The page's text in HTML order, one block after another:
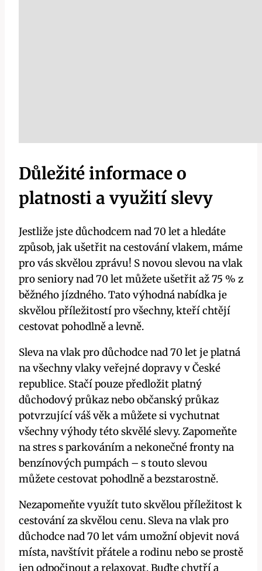
Důležité informace o
platnosti a využití slevy
Jestliže jste důchodcem nad 70 let a hledáte
způsob, jak ušetřit na cestování vlakem, máme
pro vás skvělou zprávu! S novou slevou na vlak
pro seniory nad 70 let můžete ušetřit až 75 % z
běžného jízdného. Tato výhodná nabídka je
skvělou příležitostí pro všechny, kteří chtějí
cestovat pohodlně a levně.
Sleva na vlak pro důchodce nad 70 let je platná
na všechny vlaky veřejné dopravy v České
republice. Stačí pouze předložit platný
důchodový průkaz nebo občanský průkaz
potvrzující váš věk a můžete si vychutnat
všechny výhody této skvělé slevy. Zapomeňte
na stres s parkováním a nekonečné fronty na
benzínových pumpách – s touto slevou
můžete cestovat pohodlně a bezstarostně.
Nezapomeňte využít tuto skvělou příležitost k
cestování za skvělou cenu. Sleva na vlak pro
důchodce nad 70 let vám umožní objevit nová
místa, navštívit přátele a rodinu nebo se prostě
jen odpočinout a relaxovat. Buďte chytří a